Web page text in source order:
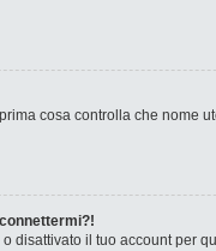
cosa controlla che nome
disattivato il tuo account per